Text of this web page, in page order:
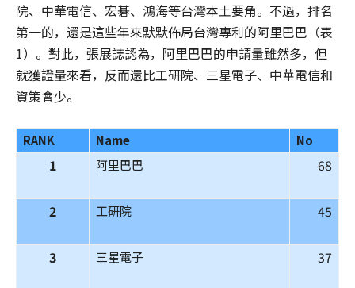
院、中華電信、宏碁、鴻海等台灣本土要角。不過，排名
第一的，還是這些年來默默佈局台灣專利的阿里巴巴（表
1）。對此，張展誌認為，阿里巴巴的申請量雖然多，但
就獲證量來看，反而還比工研院、三星電子、中華電信和
資策會少。
RANK Name No
1 阿里巴巴 68
2 工研院 45
3 三星電子 37